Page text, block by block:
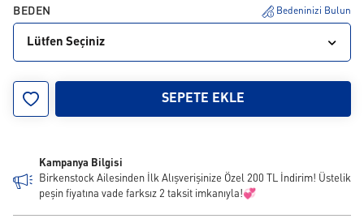
BEDEN Bedeninizi Bulun
Lütfen Seçiniz
SEPETE EKLE
Kampanya Bilgisi
Birkenstock Ailesinden İlk Alışverişinize Özel 200 TL İndirim! Üstelik
peşin fiyatına vade farksız 2 taksit imkanıyla!💞